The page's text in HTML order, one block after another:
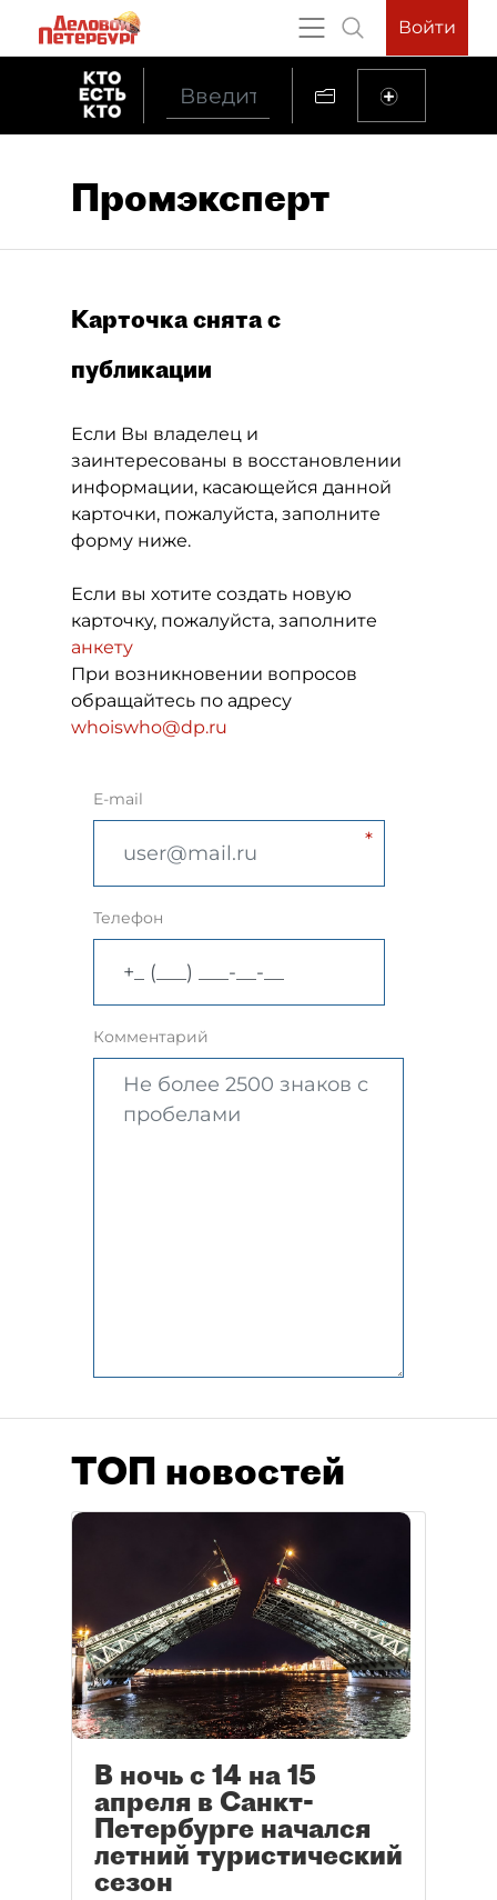
Войти
Промэксперт
Карточка снята с
публикации
Если Вы владелец и
заинтересованы в восстановлении
информации, касающейся данной
карточки, пожалуйста, заполните
форму ниже.
Если вы хотите создать новую
карточку, пожалуйста, заполните
анкету
При возникновении вопросов
обращайтесь по адресу
whoiswho@dp.ru
E-mail
Телефон
Комментарий
ТОП новостей
В ночь с 14 на 15
апреля в Санкт-
Петербурге начался
летний туристический
сезон